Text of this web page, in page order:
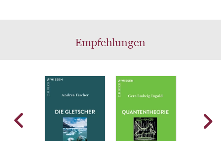
Empfehlungen